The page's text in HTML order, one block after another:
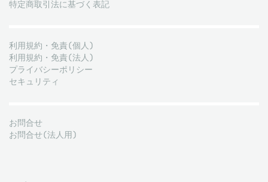
特定商取引法に基づく表記
利用規約・免責(個人)
利用規約・免責(法人)
プライバシーポリシー
セキュリティ
お問合せ
お問合せ(法人用)